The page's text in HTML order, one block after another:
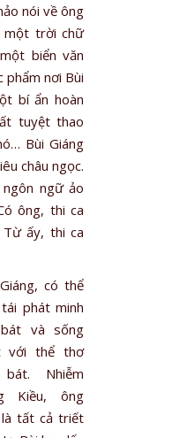
nói về ông
một trời chữ
biển văn
nơi Bùi
bí ẩn hoàn
tuyệt thao
Bùi Giáng
châu ngọc.
ngữ ảo
ông, thi ca
ấy, thi ca
có thể
phát minh
và sống
với thể thơ
Nhiễm
Kiều, ông
tất cả triết